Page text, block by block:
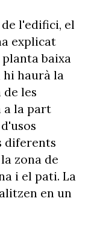
l'edifici, el
explicat
baixa
hi haurà la
de les
a la part
diferents
zona de
i el pati. La
en un